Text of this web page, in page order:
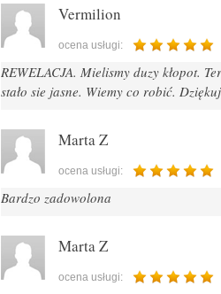
Vermilion
ocena usługi:
REWELACJA. Mielismy duzy kłopot.
stało sie jasne. Wiemy co robić.
Marta Z
ocena usługi:
Bardzo zadowolona
Marta Z
ocena usługi: